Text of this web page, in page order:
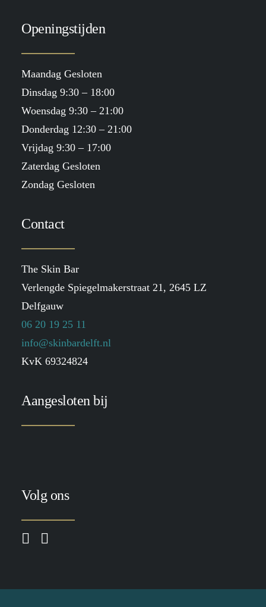
Openingstijden
Maandag Gesloten
Dinsdag 9:30 – 18:00
Woensdag 9:30 – 21:00
Donderdag 12:30 – 21:00
Vrijdag 9:30 – 17:00
Zaterdag Gesloten
Zondag Gesloten
Contact
The Skin Bar
Verlengde Spiegelmakerstraat 21, 2645 LZ
Delfgauw
06 20 19 25 11
info@skinbardelft.nl
KvK 69324824
Aangesloten bij
Volg ons